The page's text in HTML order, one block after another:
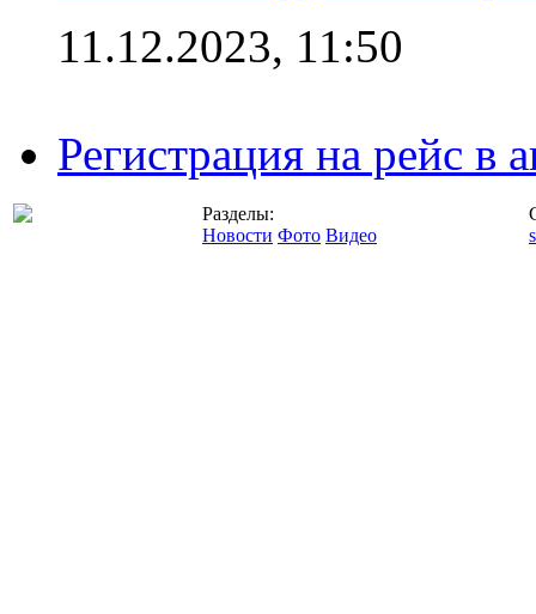
11.12.2023, 11:50
Регистрация на рейс в
Разделы:
Новости Фото Видео